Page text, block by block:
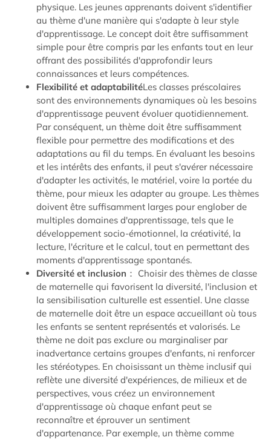
physique. Les jeunes apprenants doivent s'identifier
au thème d'une manière qui s'adapte à leur style
d'apprentissage. Le concept doit être suffisamment
simple pour être compris par les enfants tout en leur
offrant des possibilités d'approfondir leurs
connaissances et leurs compétences.
Flexibilité et adaptabilitéLes classes préscolaires
sont des environnements dynamiques où les besoins
d'apprentissage peuvent évoluer quotidiennement.
Par conséquent, un thème doit être suffisamment
flexible pour permettre des modifications et des
adaptations au fil du temps. En évaluant les besoins
et les intérêts des enfants, il peut s'avérer nécessaire
d'adapter les activités, le matériel, voire la portée du
thème, pour mieux les adapter au groupe. Les thèmes
doivent être suffisamment larges pour englober de
multiples domaines d'apprentissage, tels que le
développement socio-émotionnel, la créativité, la
lecture, l'écriture et le calcul, tout en permettant des
moments d'apprentissage spontanés.
Diversité et inclusion ： Choisir des thèmes de classe
de maternelle qui favorisent la diversité, l'inclusion et
la sensibilisation culturelle est essentiel. Une classe
de maternelle doit être un espace accueillant où tous
les enfants se sentent représentés et valorisés. Le
thème ne doit pas exclure ou marginaliser par
inadvertance certains groupes d'enfants, ni renforcer
les stéréotypes. En choisissant un thème inclusif qui
reflète une diversité d'expériences, de milieux et de
perspectives, vous créez un environnement
d'apprentissage où chaque enfant peut se
reconnaître et éprouver un sentiment
d'appartenance. Par exemple, un thème comme